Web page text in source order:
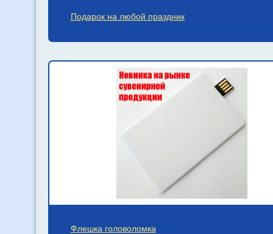
Подарок на любой праздник
Флешка головоломка